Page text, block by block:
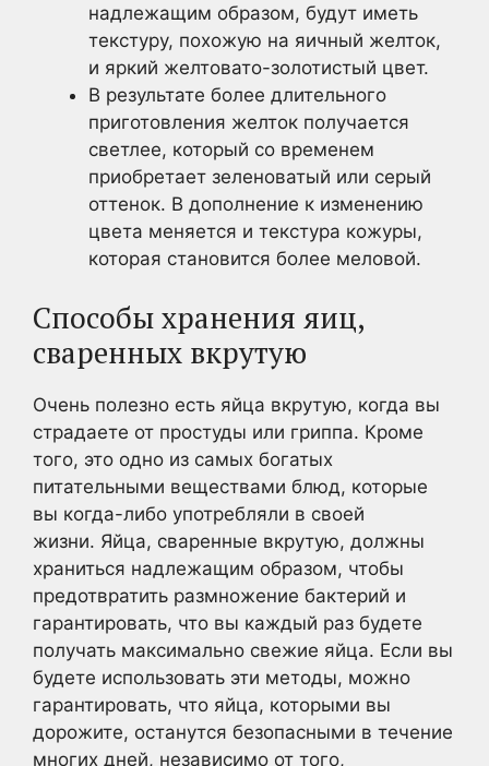
надлежащим образом, будут иметь
текстуру, похожую на яичный желток,
и яркий желтовато-золотистый цвет.
В результате более длительного
приготовления желток получается
светлее, который со временем
приобретает зеленоватый или серый
оттенок. В дополнение к изменению
цвета меняется и текстура кожуры,
которая становится более меловой.
Способы хранения яиц,
сваренных вкрутую
Очень полезно есть яйца вкрутую, когда вы
страдаете от простуды или гриппа. Кроме
того, это одно из самых богатых
питательными веществами блюд, которые
вы когда-либо употребляли в своей
жизни. Яйца, сваренные вкрутую, должны
храниться надлежащим образом, чтобы
предотвратить размножение бактерий и
гарантировать, что вы каждый раз будете
получать максимально свежие яйца. Если вы
будете использовать эти методы, можно
гарантировать, что яйца, которыми вы
дорожите, останутся безопасными в течение
многих дней, независимо от того,